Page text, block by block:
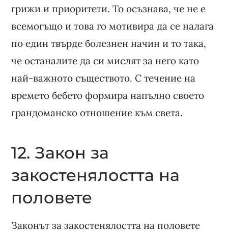
грижи и приоритети. То осъзнава, че не е
всемогъщо и това го мотивира да се налага
по един твърде болезнен начин и то така,
че останалите да си мислят за него като
най-важното съществото. С течение на
времето бебето формира напълно своето
грандоманско отношение към света.
12. Закон за
закостенялостта на
половете
Законът за закостенялостта на половете